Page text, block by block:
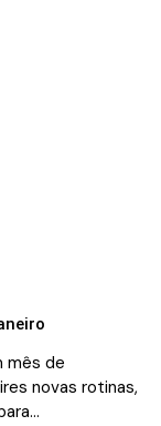
mês de
novas rotinas,